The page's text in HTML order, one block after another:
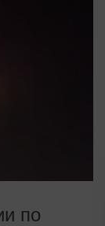
по